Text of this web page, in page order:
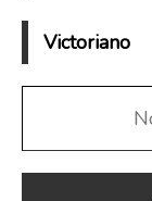
Victoriano